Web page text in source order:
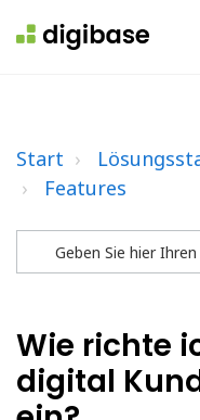
Start
Features
Wie richte
digital